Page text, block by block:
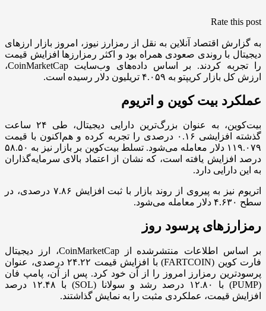
Rate this post
به گزارش اقتصاد آنلاین به نقل از رمزارز نیوز، امروز بازار ارز‌های
دیجیتال با روندی صعودی همراه بود و اکثر رمزارز‌ها افزایش قیمت
را تجربه کردند. بر اساس داده‌های وب‌سایت CoinMarketCap،
ارزش کل بازار کریپتو به ۴.۰۵۹ تریلیون دلار رسیده است.
عملکرد بیت کوین و اتریوم
بیت‌کوین، به عنوان بزرگ‌ترین دارایی دیجیتال، طی ۲۴ ساعت
گذشته افزایشی ۰.۱۶ درصدی را تجربه کرده و هم‌اکنون با قیمت
۱۱۹.۰۷۹ دلار معامله می‌شود. تسلط بیت‌کوین بر بازار نیز به ۵۸.۵۰
درصد افزایش یافته است، که نشان از اعتماد بالای سرمایه‌گذاران
به این دارایی دارد.
اتریوم نیز به پیروی از روند بازار با ثبت افزایش ۷.۸۶ درصدی، در
سطح ۴.۶۳۰ دلار معامله می‌شود.
رمزارز‌های پرسود روز
بر اساس اطلاعات منتشرشده از CoinMarketCap، ارز دیجیتال
فارت کوین (FARTCOIN) با افزایش قیمت ۲۴.۲۲ درصدی، عنوان
پرسودترین رمزارز امروز را از آن خود کرد. پس از آن، پامپ فان
(PUMP) با ۱۲.۸۰ درصد رشد و سولانا (SOL) با ۱۲.۴۸ درصد
افزایش قیمت، عملکردی مثبت را به نمایش گذاشتند.